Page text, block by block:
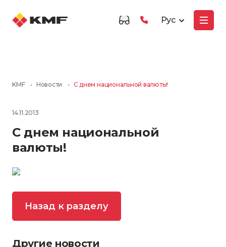
Рус
KMF • Новости • С днем национальной валюты!
14.11.2013
С днем национальной
валюты!
Назад к разделу
Другие новости